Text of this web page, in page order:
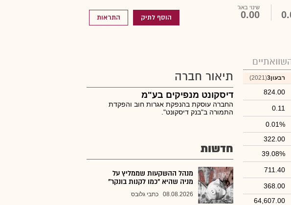
שינוי באג'
0.00 הוסף לתיק התראות
רבעון3 (2021)
824.00
0.11
0.01%
322.00
39.08%
711.40
368.00
64,607.00
תיאור חברה
דיסקונט מנפיקים בע"מ
החברה עוסקת בהנפקת אגרות חוב והפקדת
התמורה ב"בנק דיסקונט".
חדשות
מנהל ההשקעות שממליץ על
מניה שהיא "כמו לקנות בונקר"
08.08.2026 כתבי גלובס